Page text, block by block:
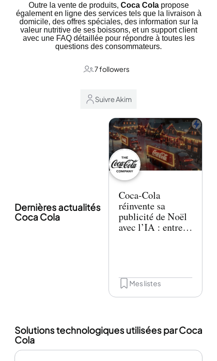
Outre la vente de produits, Coca Colapropose
également en ligne des services tels que la livraison à
domicile, des offres spéciales, des information sur la
valeur nutritive de ses boissons, et un support client
avec une FAQ détaillée pour répondre à toutes les
questions des consommateurs.
7 followers
Suivre Akim
Dernières actualités
Coca Cola
Coca-Cola
réinvente sa
publicité de Noël
avec l’IA : entre
Mes listes
Solutions technologiques utilisées par Coca
Cola